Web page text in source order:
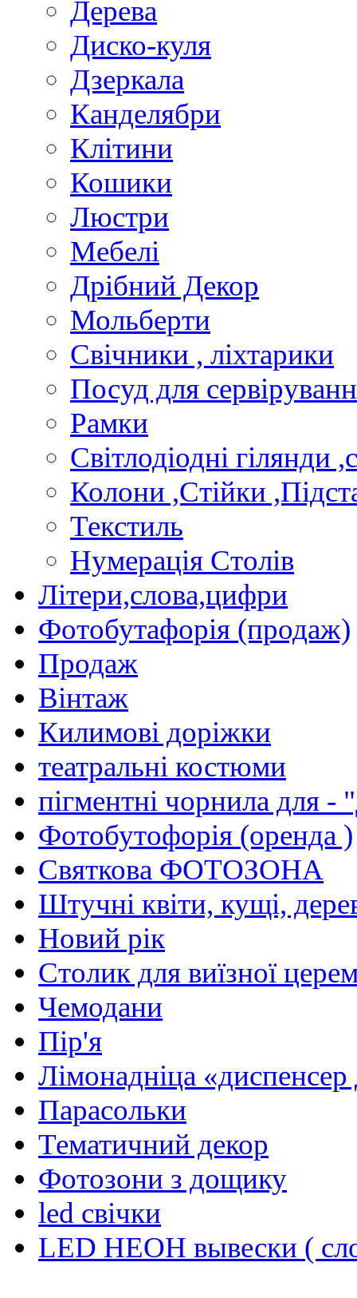
Дерева
Диско-куля
Дзеркала
Канделябри
Клiтини
Кошики
Люстри
Мебелi
Дрiбний Декор
Мольберти
Свiчники , лiхтарики
Посуд для
Рамки
Свiтлодiоднi гiлянди
Колони ,Стiйки
Текстиль
Нумерацiя Столiв
Лiтери,слова,цифри
Фотобутафорiя (продаж)
Продаж
Вiнтаж
Килимовi дорiжки
театральнi костюми
пiгментнi чорнила для -
Фотобутофорiя (оренда )
Святкова ФОТОЗОНА
Штучнi квiти, кущi,
Новий рiк
Столик для виїзної
Чемодани
Пір'я
Лiмонаднiца «диспенсер
Парасольки
Тематичний декор
Фотозони з дощику
led свiчки
LED НЕОН вывески (